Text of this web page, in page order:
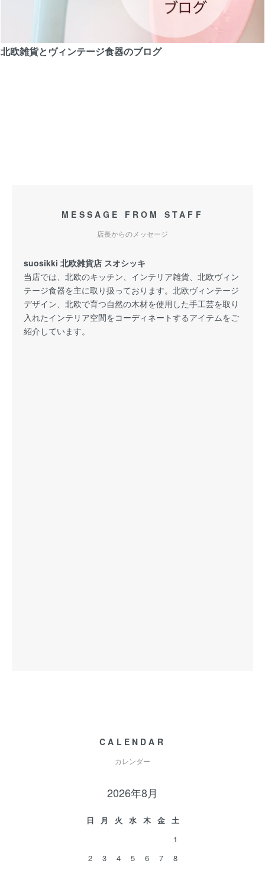
北欧雑貨とヴィンテージ食器のブログ
MESSAGE FROM STAFF
店長からのメッセージ
suosikki 北欧雑貨店 スオシッキ
当店では、北欧のキッチン、インテリア雑貨、北欧ヴィン
テージ食器を主に取り扱っております。北欧ヴィンテージ
デザイン、北欧で育つ自然の木材を使用した手工芸を取り
入れたインテリア空間をコーディネートするアイテムをご
紹介しています。
CALENDAR
カレンダー
2026年8月
日 月 火 水 木 金
土
1
2
3 4 5 6 7
8